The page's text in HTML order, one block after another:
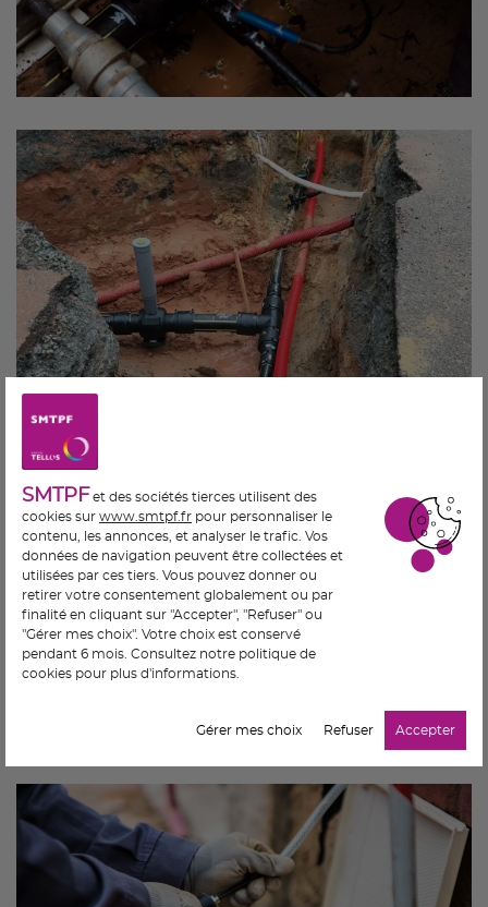
SMTPF et des sociétés tierces utilisent des
cookies sur www.smtpf.fr pour personnaliser le
contenu, les annonces, et analyser le trafic. Vos
données de navigation peuvent être collectées et
utilisées par ces tiers. Vous pouvez donner ou
retirer votre consentement globalement ou par
finalité en cliquant sur "Accepter", "Refuser" ou
"Gérer mes choix". Votre choix est conservé
pendant 6 mois. Consultez notre politique de
cookies pour plus d'informations.
Accepter
Refuser
Gérer mes choix